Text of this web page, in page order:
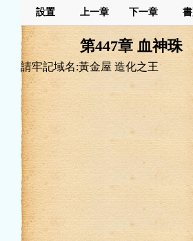
設置 上一章 下一章
第447章 血神珠
請牢記域名:黃金屋 造化之王